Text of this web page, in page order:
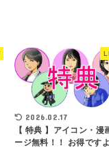
2026.02.17
【 特典 】アイコン・漫
ージ無料！！ お得ですよ